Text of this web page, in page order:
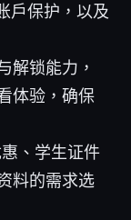
户保护，以及
解锁能力，
体验，确保
、学生证件
料的需求选